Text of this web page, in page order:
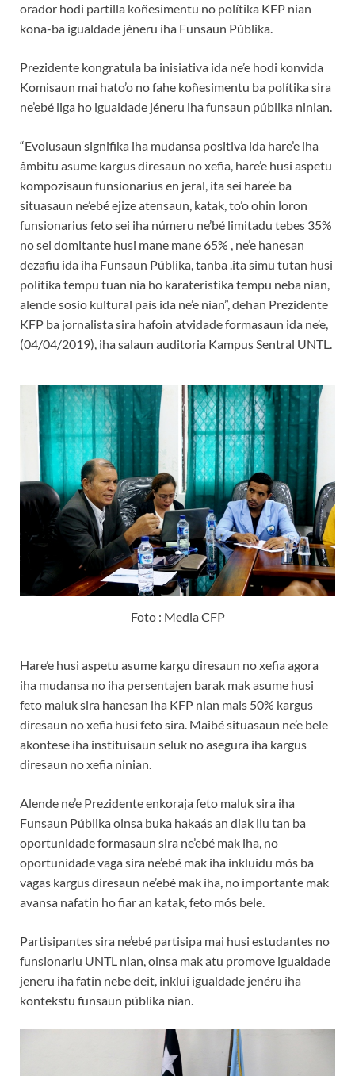
orador hodi partilla koñesimentu no polítika KFP nian
kona-ba igualdade jéneru iha Funsaun Públika.
Prezidente kongratula ba inisiativa ida ne’e hodi konvida
Komisaun mai hato’o no fahe koñesimentu ba polítika sira
ne’ebé liga ho igualdade jéneru iha funsaun públika ninian.
“Evolusaun signifika iha mudansa positiva ida hare’e iha
âmbitu asume kargus diresaun no xefia, hare’e husi aspetu
kompozisaun funsionarius en jeral, ita sei hare’e ba
situasaun ne’ebé ejize atensaun, katak, to’o ohin loron
funsionarius feto sei iha númeru ne’bé limitadu tebes 35%
no sei domitante husi mane mane 65% , ne’e hanesan
dezafiu ida iha Funsaun Públika, tanba .ita simu tutan husi
polítika tempu tuan nia ho karateristika tempu neba nian,
alende sosio kultural país ida ne’e nian”, dehan Prezidente
KFP ba jornalista sira hafoin atvidade formasaun ida ne’e,
(04/04/2019), iha salaun auditoria Kampus Sentral UNTL.
Foto : Media CFP
Hare’e husi aspetu asume kargu diresaun no xefia agora
iha mudansa no iha persentajen barak mak asume husi
feto maluk sira hanesan iha KFP nian mais 50% kargus
diresaun no xefia husi feto sira. Maibé situasaun ne’e bele
akontese iha instituisaun seluk no asegura iha kargus
diresaun no xefia ninian.
Alende ne’e Prezidente enkoraja feto maluk sira iha
Funsaun Públika oinsa buka hakaás an diak liu tan ba
oportunidade formasaun sira ne’ebé mak iha, no
oportunidade vaga sira ne’ebé mak iha inkluidu mós ba
vagas kargus diresaun ne’ebé mak iha, no importante mak
avansa nafatin ho fiar an katak, feto mós bele.
Partisipantes sira ne’ebé partisipa mai husi estudantes no
funsionariu UNTL nian, oinsa mak atu promove igualdade
jeneru iha fatin nebe deit, inklui igualdade jenéru iha
kontekstu funsaun públika nian.